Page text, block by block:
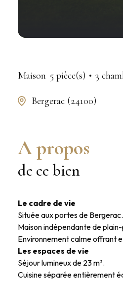
Maison 5 pièce(s) 3
Bergerac (24100)
A propos
de ce bien
Le cadre de vie
Située aux portes de Bergerac.
Maison indépendante de
Environnement calme offrant
Les espaces de vie
Séjour lumineux de 23 m².
Cuisine séparée entièrement